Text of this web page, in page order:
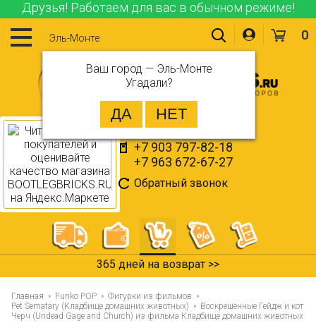
Друзья! Работаем для вас в обычном режиме!
Эль-Монте
Ваш город — Эль-Монте
Угадали?
+7 903 797-82-18
+7 963 672-67-27
Обратный звонок
0
365 дней на возврат >>
Главная Funko POP
Фигурки из фильмов
Pet Sematary (Кладбище домашних животных)
Воскрешенные Гейдж и кот
Черч (Undead Gage and Church) из фильма Кладбище домашних животных